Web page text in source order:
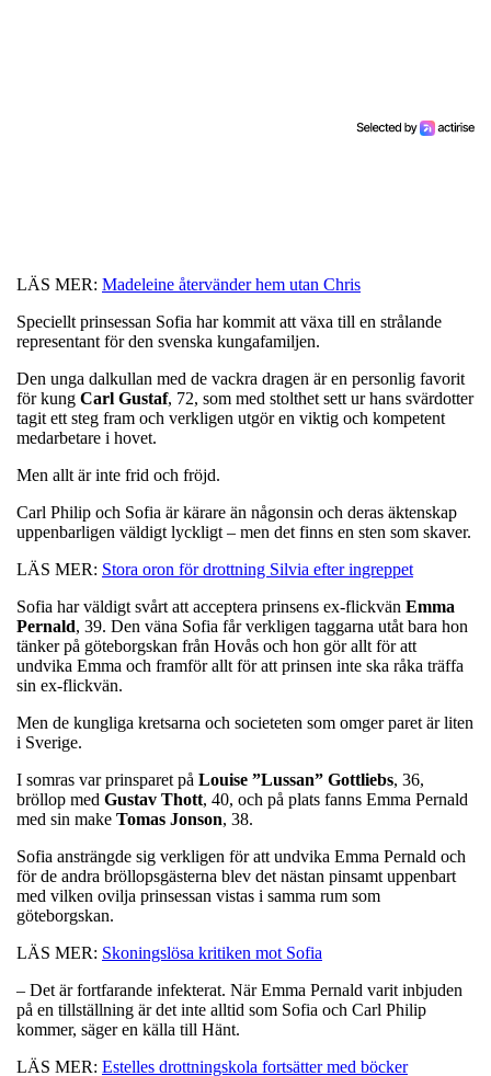
LÄS MER: Madeleine återvänder hem utan Chris
Speciellt prinsessan Sofia har kommit att växa till en strålande
representant för den svenska kungafamiljen.
Den unga dalkullan med de vackra dragen är en personlig favorit
för kung Carl Gustaf, 72, som med stolthet sett ur hans svärdotter
tagit ett steg fram och verkligen utgör en viktig och kompetent
medarbetare i hovet.
Men allt är inte frid och fröjd.
Carl Philip och Sofia är kärare än någonsin och deras äktenskap
uppenbarligen väldigt lyckligt – men det finns en sten som skaver.
LÄS MER: Stora oron för drottning Silvia efter ingreppet
Sofia har väldigt svårt att acceptera prinsens ex-flickvän Emma
Pernald, 39. Den väna Sofia får verkligen taggarna utåt bara hon
tänker på göteborgskan från Hovås och hon gör allt för att
undvika Emma och framför allt för att prinsen inte ska råka träffa
sin ex-flickvän.
Men de kungliga kretsarna och societeten som omger paret är liten
i Sverige.
I somras var prinsparet på Louise ”Lussan” Gottliebs, 36,
bröllop med Gustav Thott, 40, och på plats fanns Emma Pernald
med sin make Tomas Jonson, 38.
Sofia ansträngde sig verkligen för att undvika Emma Pernald och
för de andra bröllopsgästerna blev det nästan pinsamt uppenbart
med vilken ovilja prinsessan vistas i samma rum som
göteborgskan.
LÄS MER: Skoningslösa kritiken mot Sofia
– Det är fortfarande infekterat. När Emma Pernald varit inbjuden
på en tillställning är det inte alltid som Sofia och Carl Philip
kommer, säger en källa till Hänt.
LÄS MER: Estelles drottningskola fortsätter med böcker